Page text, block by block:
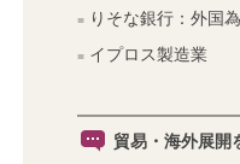
りそな銀行：外国
イプロス製造業
貿易・海外展開